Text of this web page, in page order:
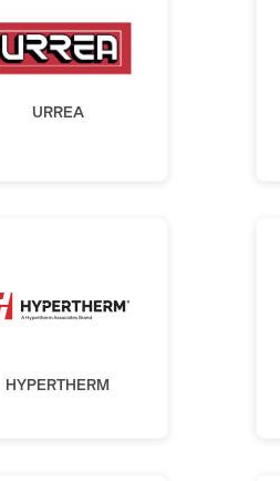
URREA
HYPERTHERM